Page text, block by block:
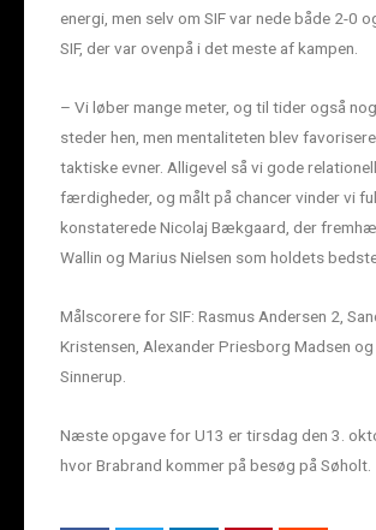
energi, men selv om SIF var nede både 2-0
SIF, der var ovenpå i det meste af kampen.
– Vi løber mange meter, og til tider også
steder hen, men mentaliteten blev
taktiske evner. Alligevel så vi gode
færdigheder, og målt på chancer vinder vi
konstaterede Nicolaj Bækgaard, der
Wallin og Marius Nielsen som holdets
Målscorere for SIF: Rasmus Andersen 2,
Kristensen, Alexander Priesborg Madsen
Sinnerup.
Næste opgave for U13 er tirsdag den 3.
hvor Brabrand kommer på besøg på Søholt.